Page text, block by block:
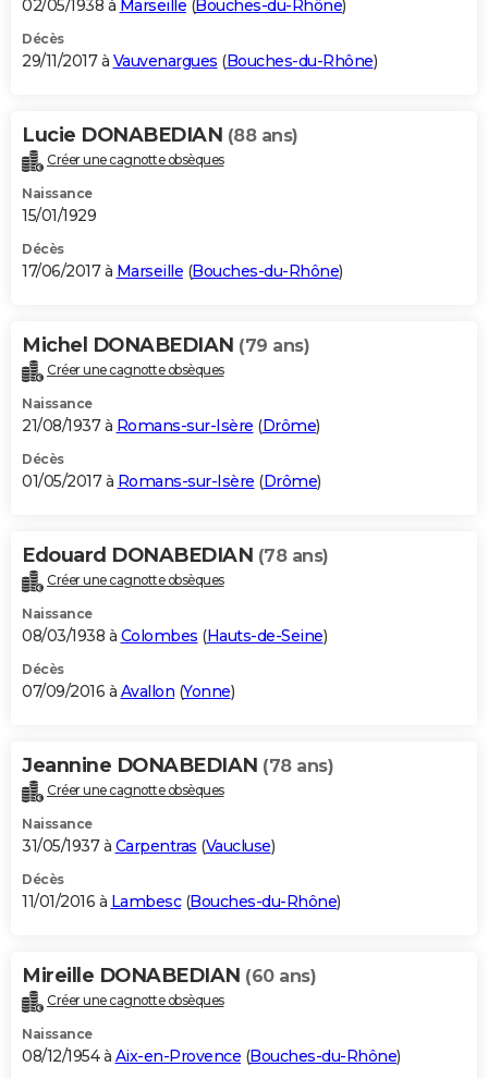
02/05/1938 à Marseille (Bouches-du-Rhône)
Décès
29/11/2017 à Vauvenargues (Bouches-du-Rhône)
Lucie DONABEDIAN (88 ans)
Créer une cagnotte obsèques
Naissance
15/01/1929
Décès
17/06/2017 à Marseille (Bouches-du-Rhône)
Michel DONABEDIAN (79 ans)
Créer une cagnotte obsèques
Naissance
21/08/1937 à Romans-sur-Isère (Drôme)
Décès
01/05/2017 à Romans-sur-Isère (Drôme)
Edouard DONABEDIAN (78 ans)
Créer une cagnotte obsèques
Naissance
08/03/1938 à Colombes (Hauts-de-Seine)
Décès
07/09/2016 à Avallon (Yonne)
Jeannine DONABEDIAN (78 ans)
Créer une cagnotte obsèques
Naissance
31/05/1937 à Carpentras (Vaucluse)
Décès
11/01/2016 à Lambesc(Bouches-du-Rhône)
Mireille DONABEDIAN (60 ans)
Créer une cagnotte obsèques
Naissance
08/12/1954 à Aix-en-Provence (Bouches-du-Rhône)